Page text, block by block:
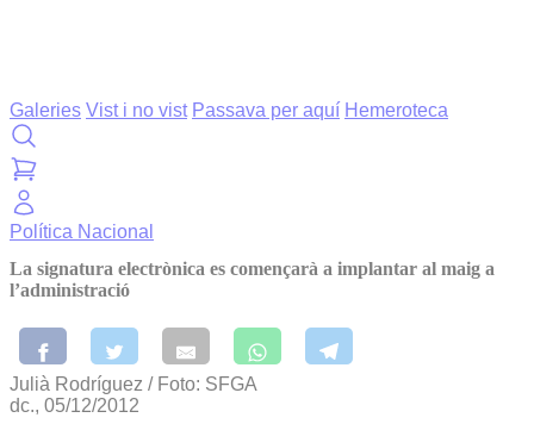
Galeries Vist i no vist Passava per aquí Hemeroteca
Política Nacional
La signatura electrònica es començarà a implantar al maig a
l’administració
Julià Rodríguez / Foto: SFGA
dc., 05/12/2012